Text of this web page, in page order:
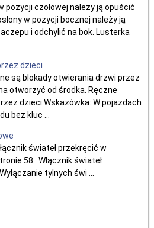
pozycji czołowej należy ją opuścić
w pozycji bocznej należy ją
i odchylić na bok. Lusterka
dzieci
są blokady otwierania drzwi przez
otworzyć od środka. Ręczne
dzieci Wskazówka: W pojazdach
bez kluc ...
świateł przekręcić w
58. Włącznik świateł
tylnych świ ...